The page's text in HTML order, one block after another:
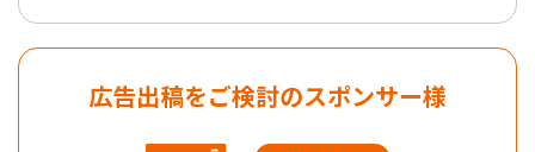
広告出稿をご検討のスポンサー様